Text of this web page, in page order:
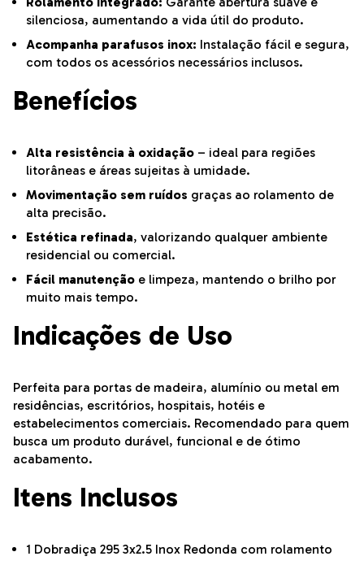
silenciosa, aumentando a vida útil do produto.
Acompanha parafusos inox: Instalação fácil e segura,
com todos os acessórios necessários inclusos.
Benefícios
Alta resistência à oxidação – ideal para regiões
litorâneas e áreas sujeitas à umidade.
Movimentação sem ruídos graças ao rolamento de
alta precisão.
Estética refinada, valorizando qualquer ambiente
residencial ou comercial.
Fácil manutenção e limpeza, mantendo o brilho por
muito mais tempo.
Indicações de Uso
Perfeita para portas de madeira, alumínio ou metal em
residências, escritórios, hospitais, hotéis e
estabelecimentos comerciais. Recomendado para quem
busca um produto durável, funcional e de ótimo
acabamento.
Itens Inclusos
1 Dobradiça 295 3x2.5 Inox Redonda com rolamento